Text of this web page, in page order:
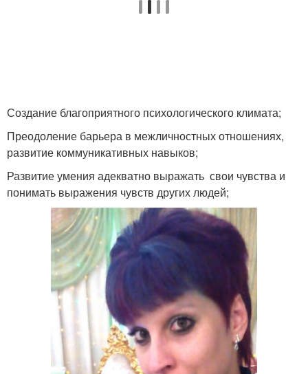
Создание благоприятного психологического климата;
Преодоление барьера в межличностных отношениях,
развитие коммуникативных навыков;
Развитие умения адекватно выражать свои чувства и
понимать выражения чувств других людей;